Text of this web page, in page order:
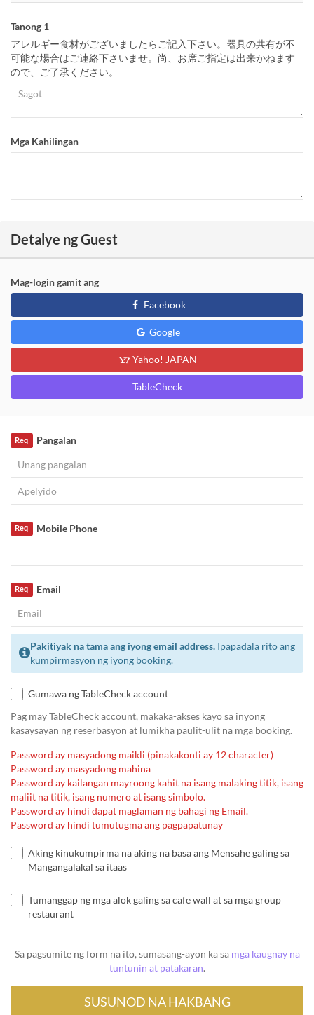
Tanong 1
アレルギー食材がございましたらご記入下さい。器具の共有が不
可能な場合はご連絡下さいませ。尚、お席ご指定は出来かねます
ので、ご了承ください。
Mga Kahilingan
Detalye ng Guest
Mag-login gamit ang
Facebook
Google
Yahoo! JAPAN
TableCheck
Pangalan
Req
Mobile Phone
Req
Email
Req
Pakitiyak na tama ang iyong email address. Ipapadala rito ang
kumpirmasyon ng iyong booking.
Gumawa ng TableCheck account
Pag may TableCheck account, makaka-akses kayo sa inyong
kasaysayan ng reserbasyon at lumikha paulit-ulit na mga booking.
Password ay masyadong maikli (pinakakonti ay 12 character)
Password ay masyadong mahina
Password ay kailangan mayroong kahit na isang malaking titik, isang
maliit na titik, isang numero at isang simbolo.
Password ay hindi dapat maglaman ng bahagi ng Email.
Password ay hindi tumutugma ang pagpapatunay
Aking kinukumpirma na aking na basa ang Mensahe galing sa
Mangangalakal sa itaas
Tumanggap ng mga alok galing sa cafe wall at sa mga group
restaurant
Sa pagsumite ng form na ito, sumasang-ayon ka sa mga kaugnay na
tuntunin at patakaran.